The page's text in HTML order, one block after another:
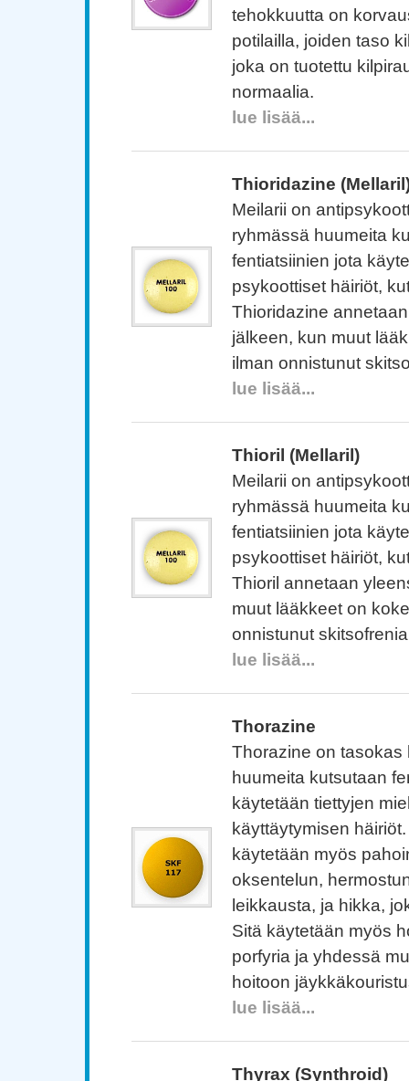
tehokkuutta on
potilailla, joiden taso
joka on tuotettu
normaalia.
lue lisää...
Thioridazine
Meilarii on
ryhmässä huumeita
fentiatsiinien jota
psykoottiset häiriöt,
Thioridazine
jälkeen, kun muut
ilman onnistunut
lue lisää...
Thioril (Mellaril)
Meilarii on
ryhmässä huumeita
fentiatsiinien jota
psykoottiset häiriöt,
Thioril annetaan
muut lääkkeet on
onnistunut
lue lisää...
Thorazine
Thorazine on tasokas
huumeita kutsutaan
käytetään tiettyjen
käyttäytymisen
käytetään myös
oksentelun,
leikkausta, ja hikka,
Sitä käytetään myös
porfyria ja yhdessä
hoitoon
lue lisää...
Thyrax (Synthroid)